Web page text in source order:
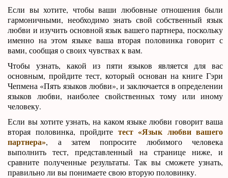
Если вы хотите, чтобы ваши любовные отношения были
гармоничными, необходимо знать свой собственный язык
любви и изучить основной язык вашего партнера, поскольку
именно на этом языке ваша вторая половинка говорит с
вами, сообщая о своих чувствах к вам.
Чтобы узнать, какой из пяти языков является для вас
основным, пройдите тест, который основан на книге Гэри
Чепмена «Пять языков любви», и заключается в определении
языков любви, наиболее свойственных тому или иному
человеку.
Если вы хотите узнать, на каком языке любви говорит ваша
вторая половинка, пройдите тест «Язык любви вашего
партнера», а затем попросите любимого человека
выполнить тест, представленный на странице ниже, и
сравните полученные результаты. Так вы сможете узнать,
правильно ли вы понимаете свою вторую половинку.